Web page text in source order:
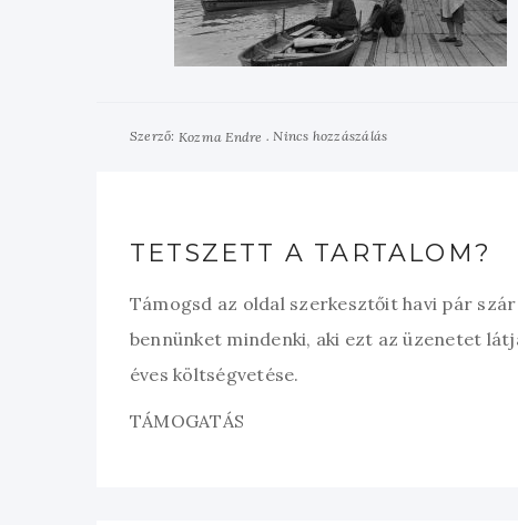
Szerző: Kozma Endre Nincs hozzászálás
TETSZETT A TARTALOM?
Támogsd az oldal szerkesztőit havi pár
bennünket mindenki, aki ezt az üzenetet
éves költségvetése.
TÁMOGATÁS